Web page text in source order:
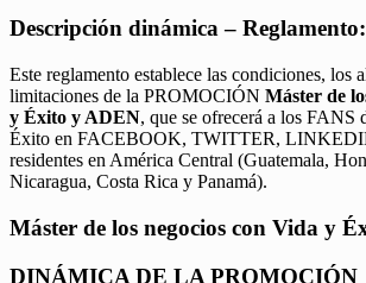
Descripción dinámica – Reglamento:
Este reglamento establece las condiciones, los
limitaciones de la PROMOCIÓN Máster de
y Éxito y ADEN, que se ofrecerá a los FANS
Éxito en FACEBOOK, TWITTER,
residentes en América Central (Guatemala,
Nicaragua, Costa Rica y Panamá).
Máster de los negocios con Vida y
DINÁMICA DE LA PROMOCIÓN